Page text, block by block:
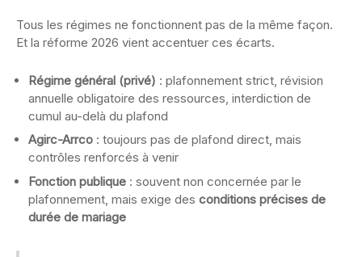
Tous les régimes ne fonctionnent pas de la même façon.
Et la réforme 2026 vient accentuer ces écarts.
Régime général (privé) : plafonnement strict, révision
annuelle obligatoire des ressources, interdiction de
cumul au-delà du plafond
Agirc-Arrco : toujours pas de plafond direct, mais
contrôles renforcés à venir
Fonction publique : souvent non concernée par le
plafonnement, mais exige des conditions précises de
durée de mariage